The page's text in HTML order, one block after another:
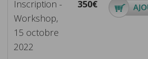
Inscription -
Workshop,
15 octobre
2022
350€